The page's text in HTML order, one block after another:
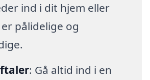
ind i dit hjem eller
pålidelige og
: Gå altid ind i en